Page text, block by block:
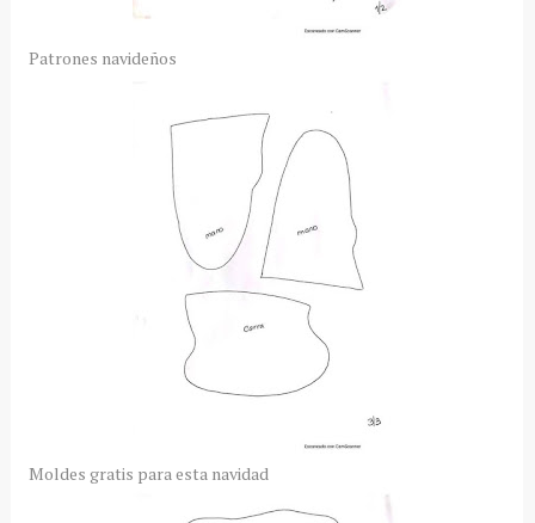
Patrones navideños
Moldes gratis para esta navidad